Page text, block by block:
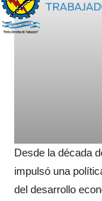
Desde la década
impulsó una
del desarrollo